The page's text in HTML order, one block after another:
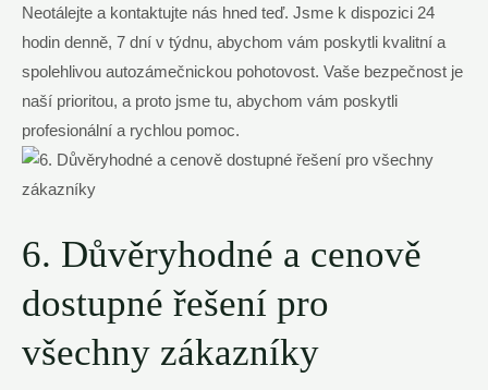
Neotálejte a kontaktujte nás hned teď. Jsme k dispozici 24
hodin denně, 7 dní v týdnu, abychom vám poskytli kvalitní a
spolehlivou autozámečnickou pohotovost. Vaše bezpečnost je
naší prioritou, a proto jsme tu, abychom vám poskytli
profesionální a rychlou pomoc.
6. Důvěryhodné a cenově
dostupné řešení pro
všechny zákazníky